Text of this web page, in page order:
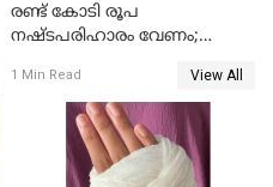
രണ്ട് കോടി രൂപ
നഷ്ടപരിഹാരം വേണം;
നോട്ടീസയച്ച് ഉമാ തോമസ്
1 Min Read View All